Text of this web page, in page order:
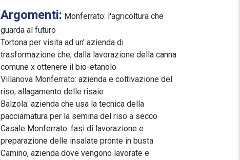
Argomenti: Monferrato: l'agricoltura che
guarda al futuro
Tortona per visita ad un' azienda di
trasformazione che, dalla lavorazione della canna
comune x ottenere il bio-etanolo
Villanova Monferrato: azienda e coltivazione del
riso, allagamento delle risaie
Balzola: azienda che usa la tecnica della
pacciamatura per la semina del riso a secco
Casale Monferrato: fasi di lavorazione e
preparazione delle insalate pronte in busta
Camino, azienda dove vengono lavorate e